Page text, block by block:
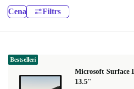
Cena Filtrs
Microsoft Surface
13.5"
Bestselleri